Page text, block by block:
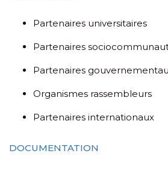
Partenaires universitaires
Partenaires
Partenaires
Organismes rassembleurs
Partenaires internationaux
DOCUMENTATION